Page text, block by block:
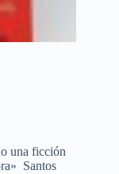
una ficción
Santos